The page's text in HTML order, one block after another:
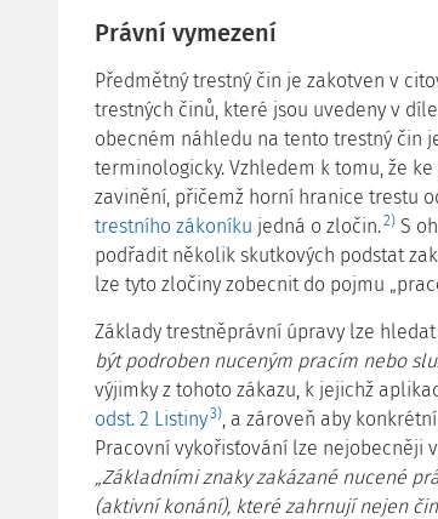
Právní vymezení
Předmětný trestný čin je zakotven v
trestných činů, které jsou uvedeny v
obecném náhledu na tento trestný čin
terminologicky. Vzhledem k tomu, že
zavinění, přičemž horní hranice trestu
trestního zákoníku jedná o zločin.2) S
podřadit několik skutkových podstat
lze tyto zločiny zobecnit do pojmu
Základy trestněprávní úpravy lze
být podroben nuceným pracím nebo
výjimky z tohoto zákazu, k jejichž
odst. 2 Listiny3), a zároveň aby
Pracovní vykořisťování lze nejobecněji
„Základními znaky zakázané nucené
(aktivní konání), které zahrnují nejen